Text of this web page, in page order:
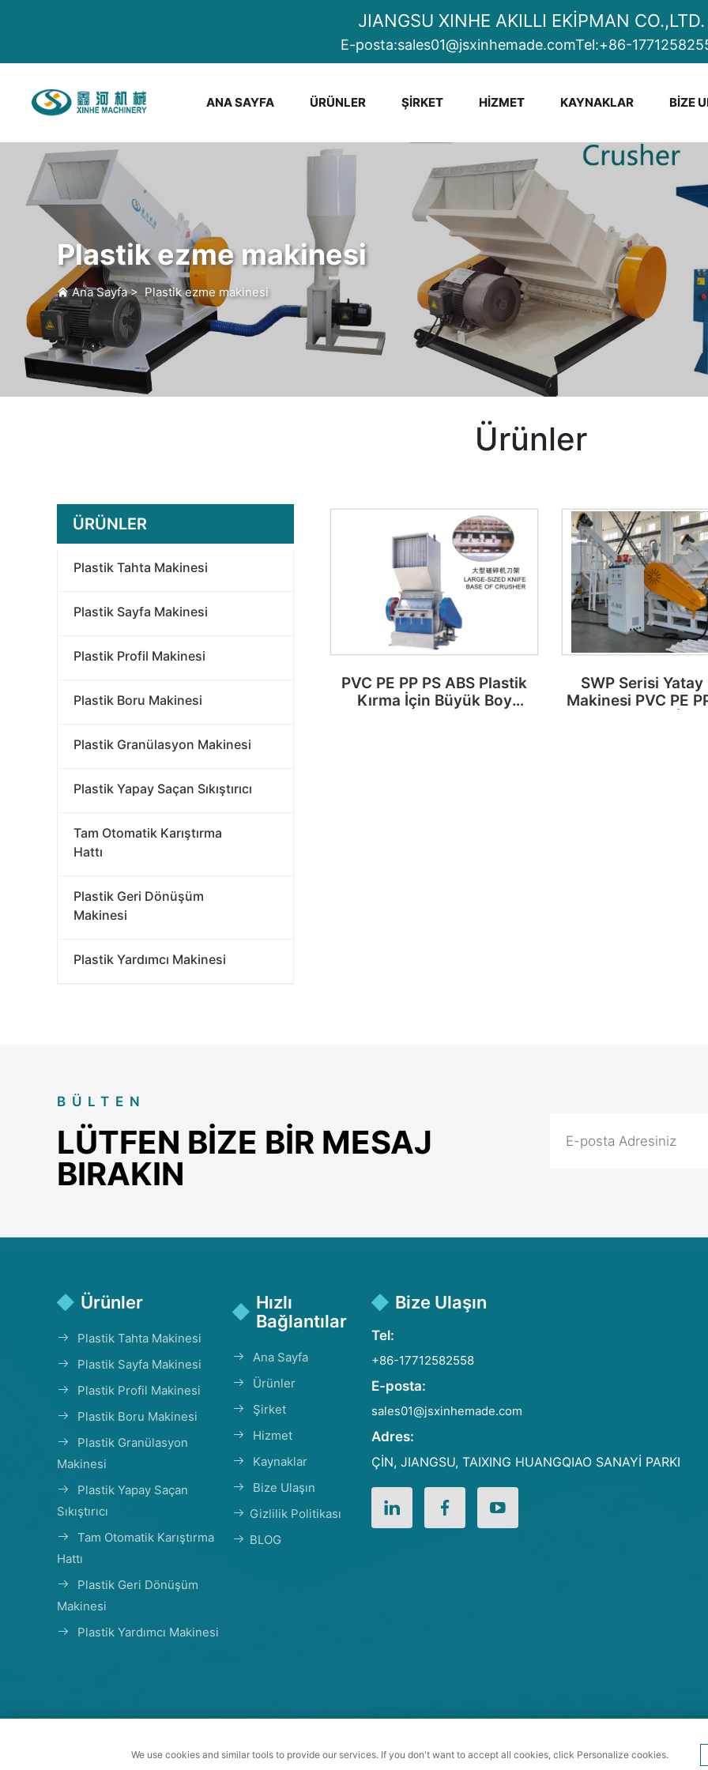
JIANGSU XINHE AKILLI EKİPMAN CO.,LTD.
E-posta:sales01@jsxinhemade.comTel:+86-
ANA SAYFA ÜRÜNLER ŞIRKET HIZMET KAYNAKLAR BIZE
Plastik ezme makinesi
Ana Sayfa>Plastik ezme makinesi
Ürünler
ÜRÜNLER
Plastik Tahta Makinesi
Plastik Sayfa Makinesi
Plastik Profil Makinesi
Plastik Boru Makinesi
Plastik Granülasyon Makinesi
Plastik Yapay Saçan Sıkıştırıcı
Tam Otomatik Karıştırma
Hattı
Plastik Geri Dönüşüm
Makinesi
Plastik Yardımcı Makinesi
PVC PE PP PS ABS Plastik
Kırma İçin Büyük Boy
SWP Serisi Yatay
Makinesi PVC PE
BÜLTEN
LÜTFEN BIZE BIR MESAJ
BIRAKIN
Ürünler
Plastik Tahta Makinesi
Plastik Sayfa Makinesi
Plastik Profil Makinesi
Plastik Boru Makinesi
Plastik Granülasyon
Makinesi
Plastik Yapay Saçan
Sıkıştırıcı
Tam Otomatik Karıştırma
Hattı
Plastik Geri Dönüşüm
Makinesi
Plastik Yardımcı Makinesi
Hızlı
Bağlantılar
Ana Sayfa
Ürünler
Şirket
Hizmet
Kaynaklar
Bize Ulaşın
Gizlilik Politikası
BLOG
Bize Ulaşın
Tel:
+86-17712582558
E-posta:
sales01@jsxinhemade.com
Adres:
ÇİN, JIANGSU, TAIXING HUANGQIAO SANAYİ PARKI
Telif Hakkı © Jiangsu Xinhe Intelligent Equipment Co., Ltd. Tüm
We use cookies and similar tools to provide our services. If you don't want to accept all cookies, click Personalize cookies.